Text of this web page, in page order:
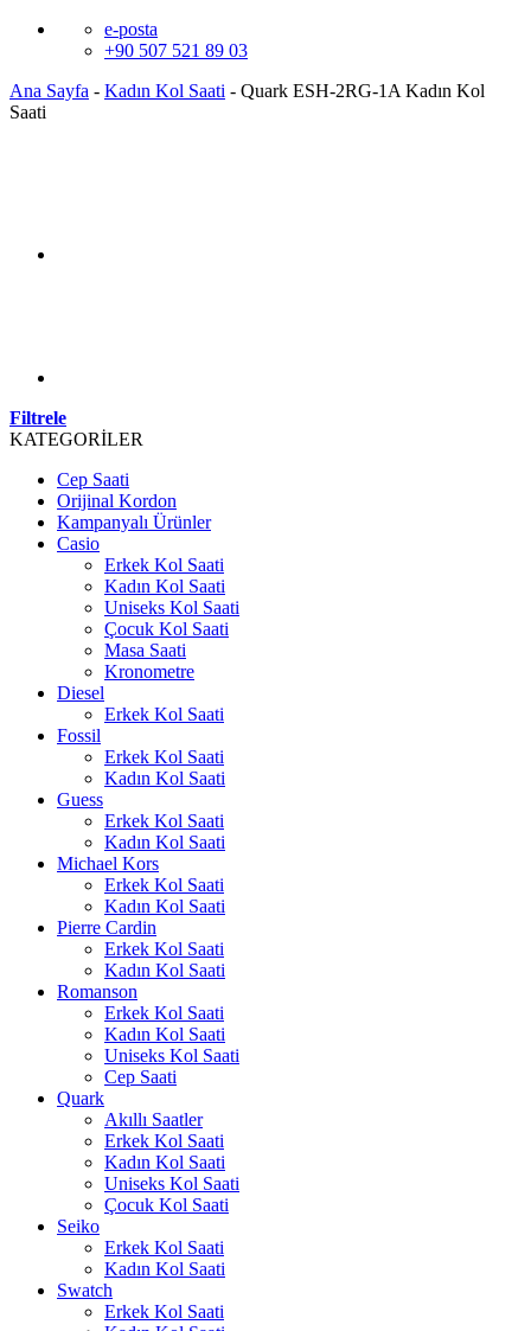
e-posta
+90 507 521 89 03
Ana Sayfa - Kadın Kol Saati - Quark ESH-2RG-1A Kadın Kol
Saati
Filtrele
KATEGORİLER
Cep Saati
Orijinal Kordon
Kampanyalı Ürünler
Casio
Erkek Kol Saati
Kadın Kol Saati
Uniseks Kol Saati
Çocuk Kol Saati
Masa Saati
Kronometre
Diesel
Erkek Kol Saati
Fossil
Erkek Kol Saati
Kadın Kol Saati
Guess
Erkek Kol Saati
Kadın Kol Saati
Michael Kors
Erkek Kol Saati
Kadın Kol Saati
Pierre Cardin
Erkek Kol Saati
Kadın Kol Saati
Romanson
Erkek Kol Saati
Kadın Kol Saati
Uniseks Kol Saati
Cep Saati
Quark
Akıllı Saatler
Erkek Kol Saati
Kadın Kol Saati
Uniseks Kol Saati
Çocuk Kol Saati
Seiko
Erkek Kol Saati
Kadın Kol Saati
Swatch
Erkek Kol Saati